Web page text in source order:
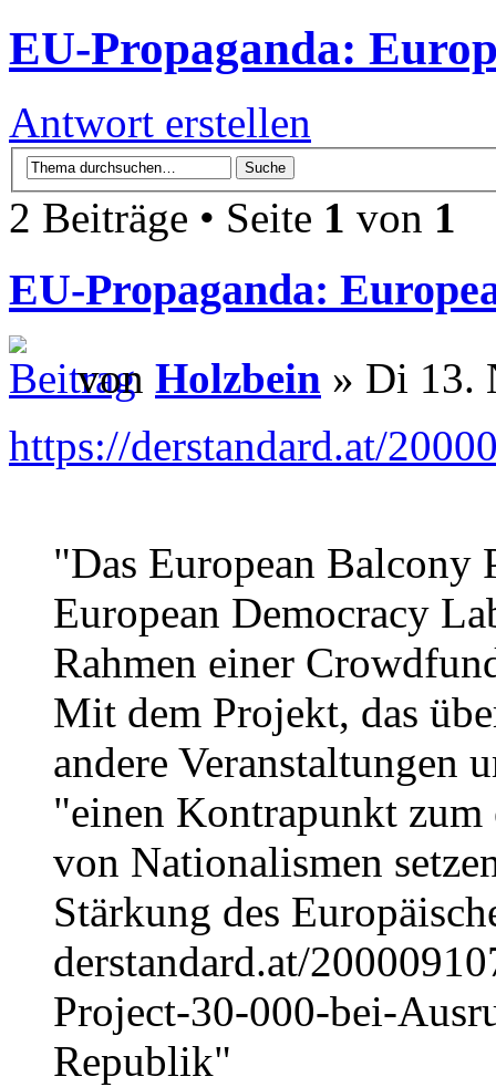
EU-Propaganda:
Antwort erstellen
2 Beiträge • Seite 1 von 1
EU-Propaganda:
von Holzbein » Di 13.
https://derstandard.at/
"Das European Balcony
European Democracy
Rahmen einer
Mit dem Projekt, das
andere Veranstaltungen
"einen Kontrapunkt zum
von Nationalismen
Stärkung des
derstandard.at/
Project-30-000-bei-
Republik"